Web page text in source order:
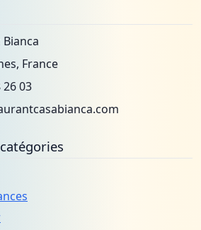
Bianca
France
26 03